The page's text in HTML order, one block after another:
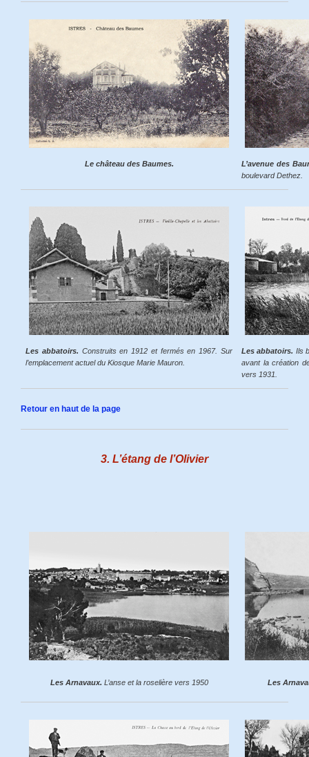
Le château des Baumes.
L’avenue des
boulevard Dethez.
Les abbatoirs. Construits en 1912 et fermés en 1967. Sur
l’emplacement actuel du Kiosque Marie Mauron.
Les abbatoirs. Ils
avant la création
vers 1931.
Retour en haut de la page
3. L’étang de l’Olivier
Les Arnavaux. L’anse et la roselière vers 1950 Les